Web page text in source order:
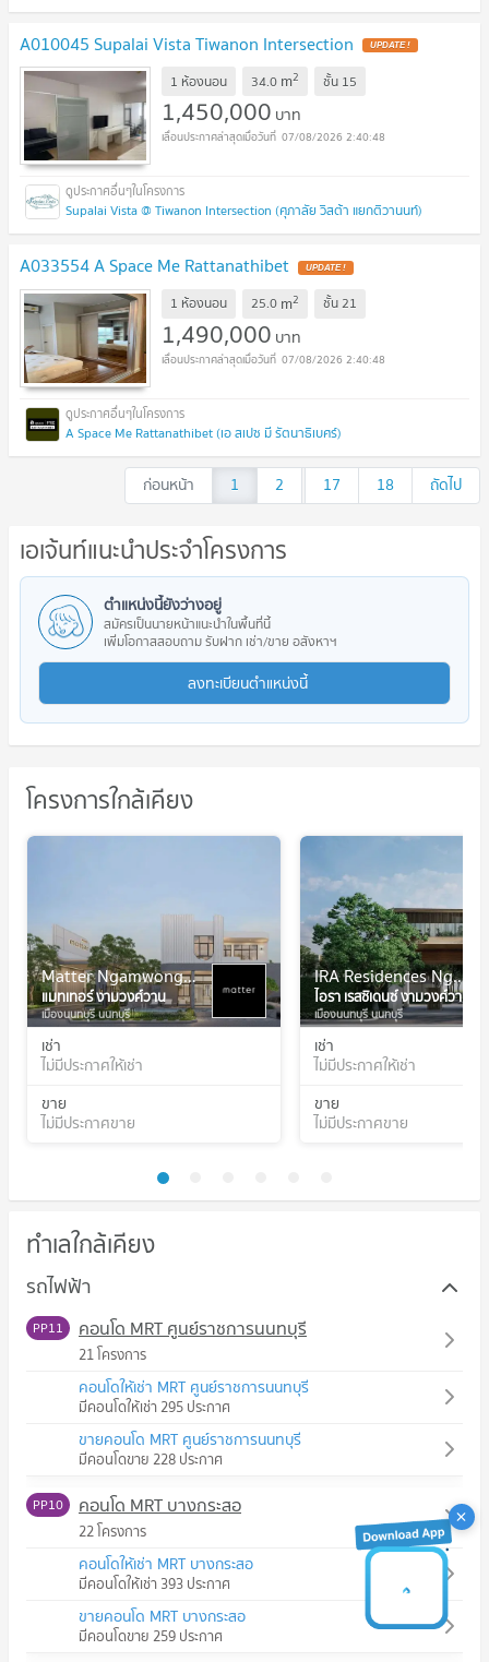
A010045 Supalai Vista Tiwanon Intersection UPDATE !
1 ห้องนอน 34.0 m2 ชั้น 15
1,450,000 บาท
07/08/2026 2:40:48
Supalai Vista @ Tiwanon Intersection (ศุภาลัย วิสต้า แยกติวานนท์)
A033554 A Space Me Rattanathibet UPDATE !
1 ห้องนอน 25.0 m2 ชั้น21
1,490,000 บาท
07/08/2026 2:40:48
A Space Me Rattanathibet (เอ สเปซ มี รัตนาธิเบศร์)
ก่อนหน้า 1 2 ...
17 18 ถัดไป
เอเจ้นท์แนะนำประจำโครงการ
ตำแหน่งนี้ยังว่างอยู่
สมัครเป็นนายหน้าแนะนำในพื้นที่นี้
เพิ่มโอกาสสอบถาม รับฝาก เช่า/ขาย อสังหาฯ
ลงทะเบียนตำแหน่งนี้
โครงการใกล้เคียง
Matter Ngamwongwan
แมทเทอร์ งามวงศ์วาน
เมืองนนทบุรี นนทบุรี
เช่า
ไม่มีประกาศให้เช่า
ขาย
ไม่มีประกาศขาย
IRA Residences Ngamwongwan
ไอรา เรสซิเดนซ์ งามวงศ์วาน
เมืองนนทบุรี นนทบุรี
เช่า
ไม่มีประกาศให้เช่า
ขาย
ไม่มีประกาศขาย
ทำเลใกล้เคียง
รถไฟฟ้า
PP11 คอนโด MRT ศูนย์ราชการนนทบุรี
21 โครงการ
คอนโดให้เช่า MRT ศูนย์ราชการนนทบุรี
มีคอนโดให้เช่า 295 ประกาศ
ขายคอนโด MRT ศูนย์ราชการนนทบุรี
มีคอนโดขาย 228 ประกาศ
PP10 คอนโด MRT บางกระสอ
22 โครงการ
คอนโดให้เช่า MRT บางกระสอ
มีคอนโดให้เช่า 393 ประกาศ
ขายคอนโด MRT บางกระสอ
มีคอนโดขาย 259 ประกาศ